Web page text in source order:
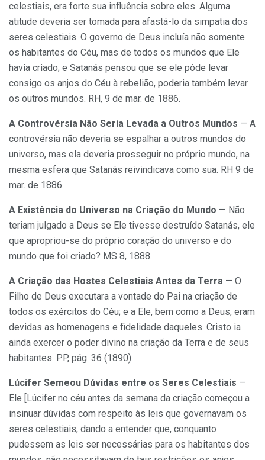
celestiais, era forte sua influência sobre eles. Alguma
atitude deveria ser tomada para afastá-lo da simpatia dos
seres celestiais. O governo de Deus incluía não somente
os habitantes do Céu, mas de todos os mundos que Ele
havia criado; e Satanás pensou que se ele pôde levar
consigo os anjos do Céu à rebelião, poderia também levar
os outros mundos. RH, 9 de mar. de 1886.
A Controvérsia Não Seria Levada a Outros Mundos — A
controvérsia não deveria se espalhar a outros mundos do
universo, mas ela deveria prosseguir no próprio mundo, na
mesma esfera que Satanás reivindicava como sua. RH 9 de
mar. de 1886.
A Existência do Universo na Criação do Mundo — Não
teriam julgado a Deus se Ele tivesse destruído Satanás, ele
que apropriou-se do próprio coração do universo e do
mundo que foi criado? MS 8, 1888.
A Criação das Hostes Celestiais Antes da Terra — O
Filho de Deus executara a vontade do Pai na criação de
todos os exércitos do Céu; e a Ele, bem como a Deus, eram
devidas as homenagens e fidelidade daqueles. Cristo ia
ainda exercer o poder divino na criação da Terra e de seus
habitantes. PP, pág. 36 (1890).
Lúcifer Semeou Dúvidas entre os Seres Celestiais —
Ele [Lúcifer no céu antes da semana da criação começou a
insinuar dúvidas com respeito às leis que governavam os
seres celestiais, dando a entender que, conquanto
pudessem as leis ser necessárias para os habitantes dos